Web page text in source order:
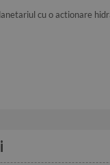
cu o actionare